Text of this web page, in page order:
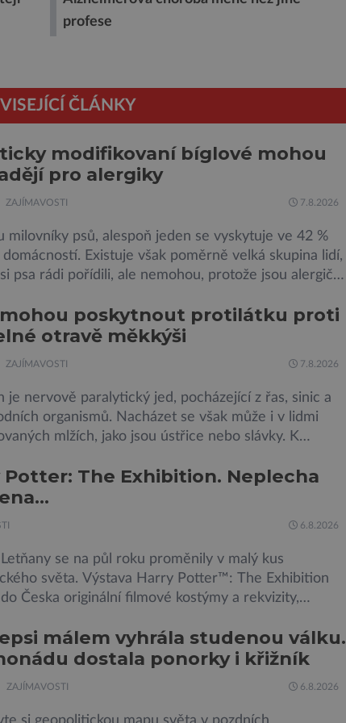
profese
ČLÁNKY
modifikovaní bíglové mohou
pro alergiky
ZAJÍMAVOSTI 7.8.2026
milovníky psů, alespoň jeden se vyskytuje ve 42 %
domácností. Existuje však poměrně velká skupina lidí,
psa rádi pořídili, ale nemohou, protože jsou alergičtí.
v psích slinách, potu, moči a šupinkách kůže,
v srsti. Vědci nyní geneticky upravili psy, aby […]
poskytnout protilátku proti
otravě měkkýši
ZAJÍMAVOSTI 7.8.2026
je nervově paralytický jed, pocházející z řas, sinic a
organismů. Nacházet se však může i v lidmi
mlžích, jako jsou ústřice nebo slávky. K
Dosud proti tomuto jedu neexistovala protilátka,
vědci objevili, ovšem její zdroj je […]
Potter: The Exhibition. Neplecha
6.8.2026
se na půl roku proměnily v malý kus
světa. Výstava Harry Potter™: The Exhibition
Česka originální filmové kostýmy a rekvizity,
na vlastní kůži. Nechte tedy mudlovské starosti
Neplecha byla zahájena. Dopis z Bradavic
málem vyhrála studenou válku.
dostala ponorky i křižník
ZAJÍMAVOSTI 6.8.2026